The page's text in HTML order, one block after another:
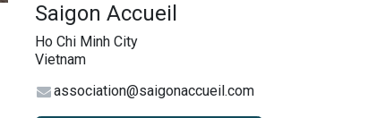
Saigon Accueil
Ho Chi Minh City
Vietnam
association@saigonaccueil.com